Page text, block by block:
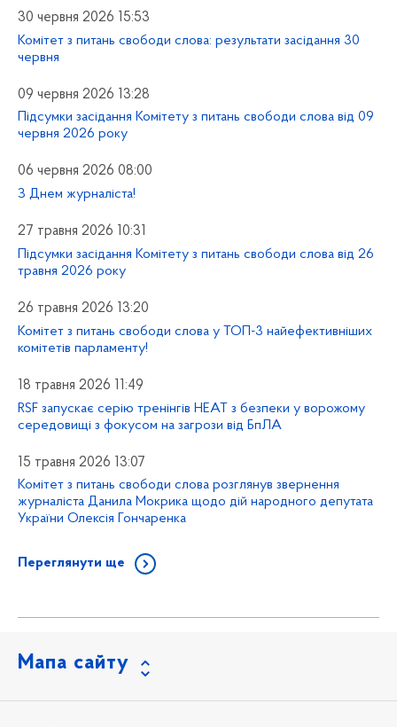
30 червня 2026 15:53
Комітет з питань свободи слова: результати засідання 30
червня
09 червня 2026 13:28
Підсумки засідання Комітету з питань свободи слова від 09
червня 2026 року
06 червня 2026 08:00
З Днем журналіста!
27 травня 2026 10:31
Підсумки засідання Комітету з питань свободи слова від 26
травня 2026 року
26 травня 2026 13:20
Комітет з питань свободи слова у ТОП-3 найефективніших
комітетів парламенту!
18 травня 2026 11:49
RSF запускає серію тренінгів HEAT з безпеки у ворожому
середовищі з фокусом на загрози від БпЛА
15 травня 2026 13:07
Комітет з питань свободи слова розглянув звернення
журналіста Данила Мокрика щодо дій народного депутата
України Олексія Гончаренка
Переглянути ще
Мапа сайту